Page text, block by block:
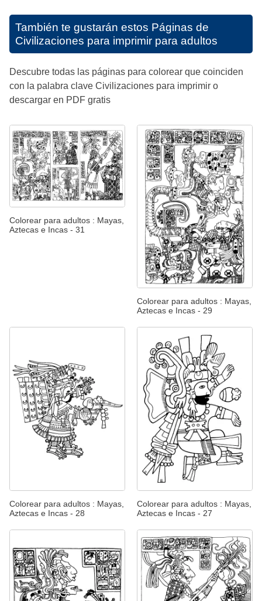
También te gustarán estos Páginas de
Civilizaciones para imprimir para adultos
Descubre todas las páginas para colorear que coinciden
con la palabra clave Civilizaciones para imprimir o
descargar en PDF gratis
Colorear para adultos : Mayas,
Aztecas e Incas - 31
Colorear para adultos : Mayas,
Aztecas e Incas - 29
Colorear para adultos : Mayas,
Aztecas e Incas - 28
Colorear para adultos : Mayas,
Aztecas e Incas - 27